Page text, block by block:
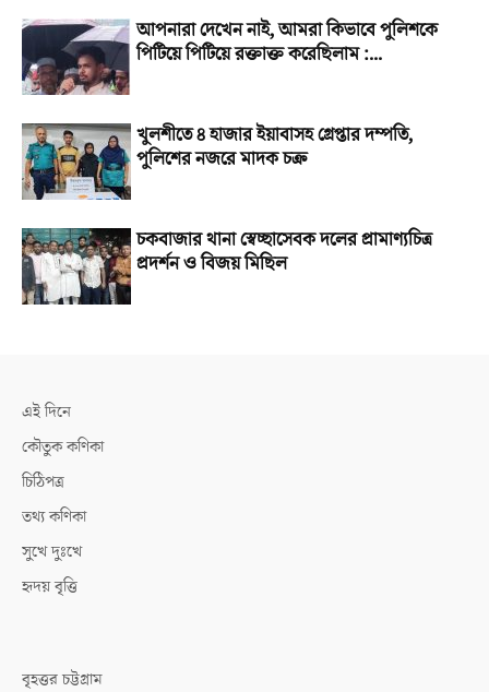
আপনারা দেখেন নাই, আমরা কিভাবে পুলিশকে
পিটিয়ে পিটিয়ে রক্তাক্ত করেছিলাম :...
খুলশীতে ৪ হাজার ইয়াবাসহ গ্রেপ্তার দম্পতি,
পুলিশের নজরে মাদক চক্র
চকবাজার থানা স্বেচ্ছাসেবক দলের প্রামাণ্যচিত্র
প্রদর্শন ও বিজয় মিছিল
এই দিনে
কৌতুক কণিকা
চিঠিপত্র
তথ্য কণিকা
সুখে দুঃখে
হৃদয় বৃত্তি
বৃহত্তর চট্টগ্রাম